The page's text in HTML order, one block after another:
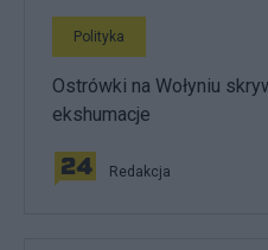
Polityka
Ostrówki na Wołyniu
ekshumacje
Redakcja